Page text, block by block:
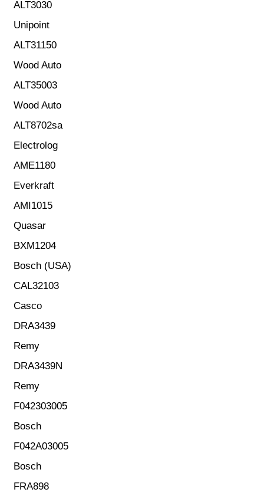
ALT3030
Unipoint
ALT31150
Wood Auto
ALT35003
Wood Auto
ALT8702sa
Electrolog
AME1180
Everkraft
AMI1015
Quasar
BXM1204
Bosch (USA)
CAL32103
Casco
DRA3439
Remy
DRA3439N
Remy
F042303005
Bosch
F042A03005
Bosch
FRA898